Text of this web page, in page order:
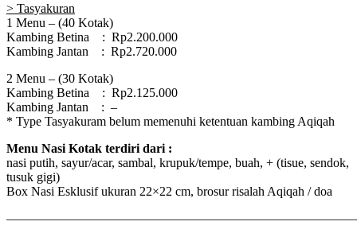
> Tasyakuran
1 Menu – (40 Kotak)
Kambing Betina : Rp2.200.000
Kambing Jantan : Rp2.720.000
2 Menu – (30 Kotak)
Kambing Betina : Rp2.125.000
Kambing Jantan : –
* Type Tasyakuram belum memenuhi ketentuan kambing Aqiqah
Menu Nasi Kotak terdiri dari :
nasi putih, sayur/acar, sambal, krupuk/tempe, buah, + (tisue, sendok,
tusuk gigi)
Box Nasi Esklusif ukuran 22×22 cm, brosur risalah Aqiqah / doa